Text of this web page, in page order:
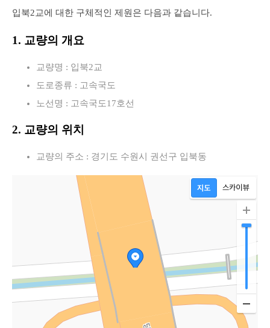
입북2교에 대한 구체적인 제원은 다음과 같습니다.
1. 교량의 개요
교량명 : 입북2교
도로종류 : 고속국도
노선명 : 고속국도17호선
2. 교량의 위치
교량의 주소 : 경기도 수원시 권선구 입북동